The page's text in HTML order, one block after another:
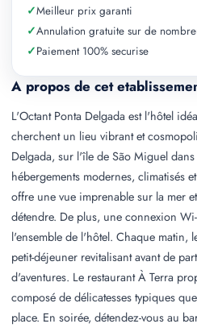
A propos de cet
L'Octant Ponta Delgada est l'hôtel
cherchent un lieu vibrant et
Delgada, sur l'île de São Miguel
hébergements modernes, climatisés
offre une vue imprenable sur la mer
détendre. De plus, une connexion
l'ensemble de l'hôtel. Chaque matin,
petit-déjeuner revitalisant avant de
d'aventures. Le restaurant À Terra
composé de délicatesses typiques
place. En soirée, détendez-vous au
✓Meilleur prix garanti
✓Annulation gratuite sur de
✓Paiement 100% securise